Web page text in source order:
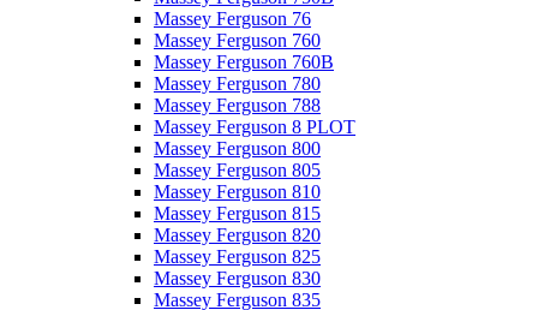
Massey Ferguson 76
Massey Ferguson 760
Massey Ferguson 760B
Massey Ferguson 780
Massey Ferguson 788
Massey Ferguson 8 PLOT
Massey Ferguson 800
Massey Ferguson 805
Massey Ferguson 810
Massey Ferguson 815
Massey Ferguson 820
Massey Ferguson 825
Massey Ferguson 830
Massey Ferguson 835